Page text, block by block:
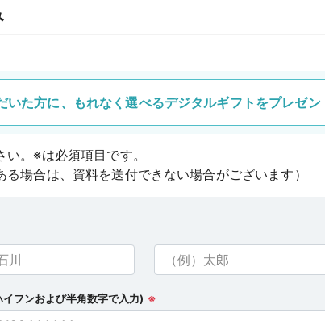
いた方に、もれなく選べるデジタルギフトをプレゼン
。※は必須項目です。
る場合は、資料を送付できない場合がございます）
イフンおよび半角数字で入力) ※